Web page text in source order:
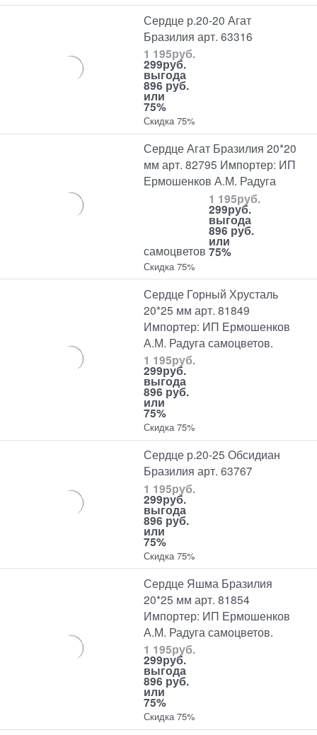
Сердце р.20-20 Агат
Бразилия арт. 63316
1 195руб.
299руб.
выгода
896 руб.
или
75%
Скидка 75%
Сердце Агат Бразилия 20*20
мм арт. 82795 Импортер: ИП
Ермошенков А.М. Радуга
самоцветов
1 195руб.
299руб.
выгода
896 руб.
или
75%
Скидка 75%
Сердце Горный Хрусталь
20*25 мм арт. 81849
Импортер: ИП Ермошенков
А.М. Радуга самоцветов.
1 195руб.
299руб.
выгода
896 руб.
или
75%
Скидка 75%
Сердце р.20-25 Обсидиан
Бразилия арт. 63767
1 195руб.
299руб.
выгода
896 руб.
или
75%
Скидка 75%
Сердце Яшма Бразилия
20*25 мм арт. 81854
Импортер: ИП Ермошенков
А.М. Радуга самоцветов.
1 195руб.
299руб.
выгода
896 руб.
или
75%
Скидка 75%